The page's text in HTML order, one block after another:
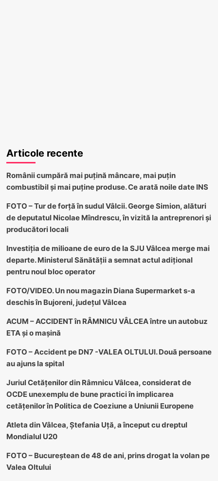
Articole recente
Românii cumpără mai puțină mâncare, mai puțin
combustibil și mai puține produse. Ce arată noile date INS
FOTO – Tur de forță în sudul Vâlcii. George Simion, alături
de deputatul Nicolae Mîndrescu, în vizită la antreprenori și
producători locali
Investiția de milioane de euro de la SJU Vâlcea merge mai
departe. Ministerul Sănătății a semnat actul adițional
pentru noul bloc operator
FOTO/VIDEO. Un nou magazin Diana Supermarket s-a
deschis în Bujoreni, județul Vâlcea
ACUM – ACCIDENT în RÂMNICU VÂLCEA între un autobuz
ETA și o mașină
FOTO – Accident pe DN7 -VALEA OLTULUI. Două persoane
au ajuns la spital
Juriul Cetățenilor din Râmnicu Vâlcea, considerat de
OCDE unexemplu de bune practici în implicarea
cetățenilor în Politica de Coeziune a Uniunii Europene
Atleta din Vâlcea, Ștefania Uță, a început cu dreptul
Mondialul U20
FOTO – Bucureștean de 48 de ani, prins drogat la volan pe
Valea Oltului